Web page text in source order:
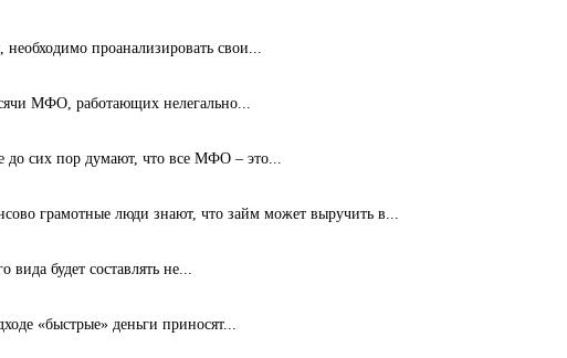
проанализировать свои...
МФО, работающих нелегально...
до сих пор думают, что все МФО – это...
грамотные люди знают, что займ может выручить в...
будет составлять не...
«быстрые» деньги приносят...